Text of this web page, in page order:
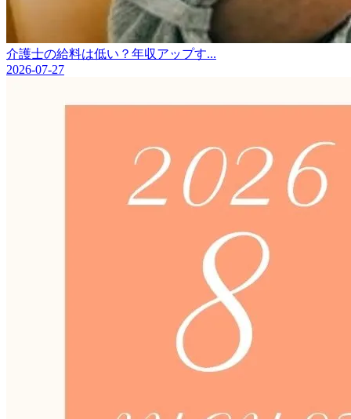
介護士の給料は低い？年収アップす...
2026-07-27